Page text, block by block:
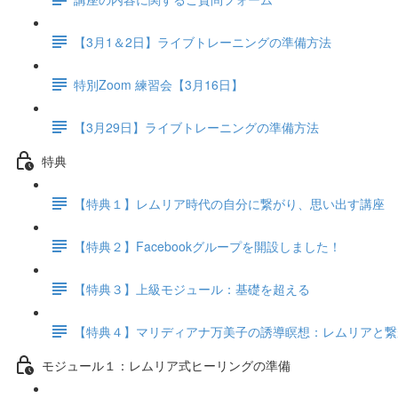
【3月1＆2日】ライブトレーニングの準備方法
特別Zoom 練習会【3月16日】
【3月29日】ライブトレーニングの準備方法
特典
【特典１】レムリア時代の自分に繋がり、思い出す講座
【特典２】Facebookグループを開設しました！
【特典３】上級モジュール：基礎を超える
【特典４】マリディアナ万美子の誘導瞑想：レムリアと
モジュール１：レムリア式ヒーリングの準備